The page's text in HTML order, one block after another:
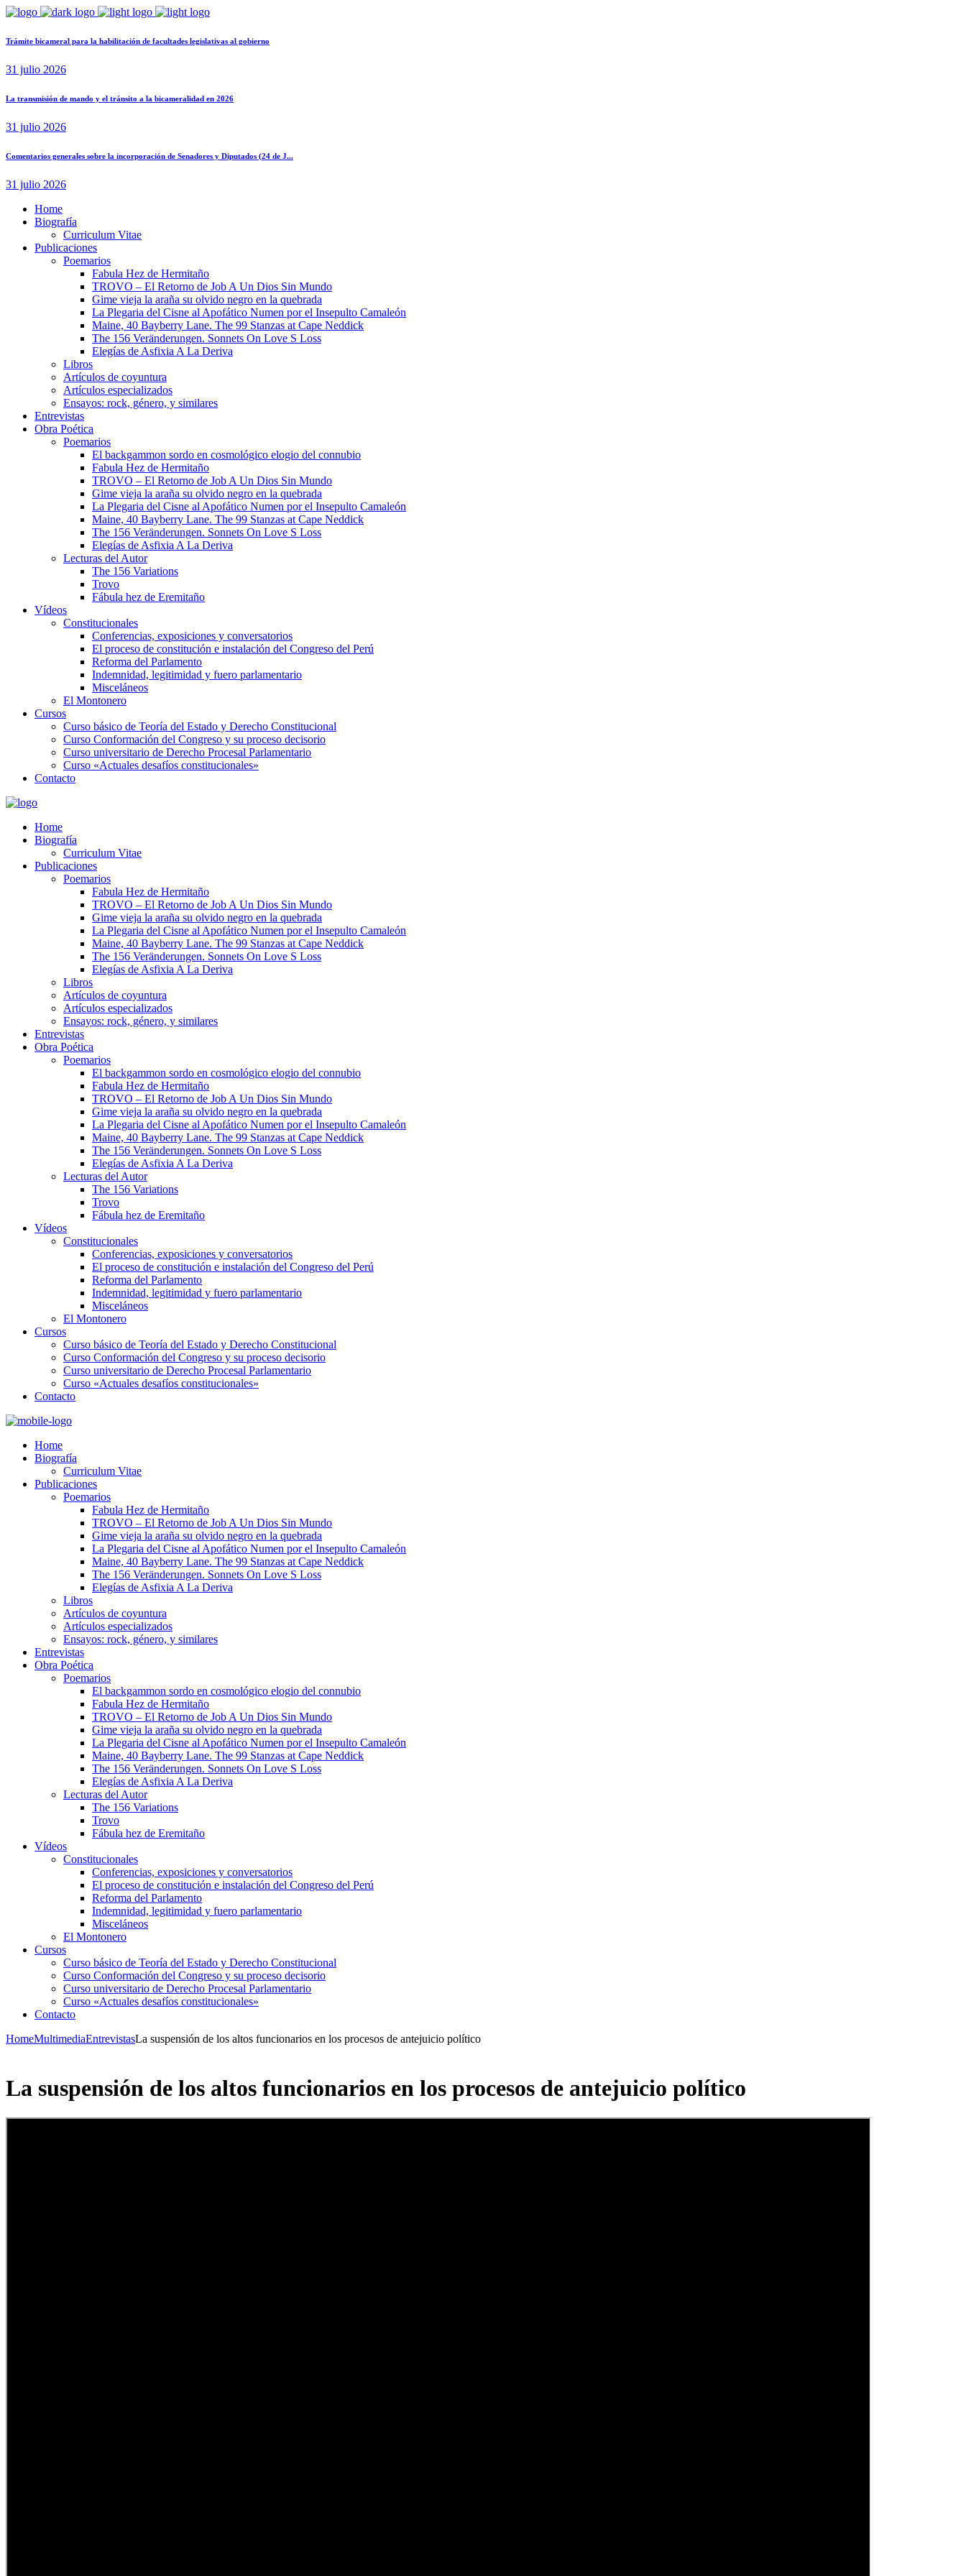
Trámite bicameral para la habilitación de facultades legislativas al gobierno
31 julio 2026
La transmisión de mando y el tránsito a la bicameralidad en 2026
31 julio 2026
Comentarios generales sobre la incorporación de Senadores y Diputados (24 de J...
31 julio 2026
Home
Biografía
Curriculum Vitae​
Publicaciones
Poemarios
Fabula Hez de Hermitaño
TROVO – El Retorno de Job A Un Dios Sin Mundo
Gime vieja la araña su olvido negro en la quebrada
La Plegaria del Cisne al Apofático Numen por el Insepulto Camaleón
Maine, 40 Bayberry Lane. The 99 Stanzas at Cape Neddick
The 156 Veränderungen. Sonnets On Love S Loss
Elegías de Asfixia A La Deriva
Libros
Artículos de coyuntura
Artículos especializados
Ensayos: rock, género, y similares
Entrevistas
Obra Poética
Poemarios
El backgammon sordo en cosmológico elogio del connubio
Fabula Hez de Hermitaño
TROVO – El Retorno de Job A Un Dios Sin Mundo
Gime vieja la araña su olvido negro en la quebrada
La Plegaria del Cisne al Apofático Numen por el Insepulto Camaleón
Maine, 40 Bayberry Lane. The 99 Stanzas at Cape Neddick
The 156 Veränderungen. Sonnets On Love S Loss
Elegías de Asfixia A La Deriva
Lecturas del Autor
The 156 Variations
Trovo
Fábula hez de Eremitaño
Vídeos
Constitucionales
Conferencias, exposiciones y conversatorios
El proceso de constitución e instalación del Congreso del Perú
Reforma del Parlamento
Indemnidad, legitimidad y fuero parlamentario
Misceláneos
El Montonero
Cursos
Curso básico de Teoría del Estado y Derecho Constitucional
Curso Conformación del Congreso y su proceso decisorio
Curso universitario de Derecho Procesal Parlamentario
Curso «Actuales desafíos constitucionales»
Contacto
Home
Biografía
Curriculum Vitae​
Publicaciones
Poemarios
Fabula Hez de Hermitaño
TROVO – El Retorno de Job A Un Dios Sin Mundo
Gime vieja la araña su olvido negro en la quebrada
La Plegaria del Cisne al Apofático Numen por el Insepulto Camaleón
Maine, 40 Bayberry Lane. The 99 Stanzas at Cape Neddick
The 156 Veränderungen. Sonnets On Love S Loss
Elegías de Asfixia A La Deriva
Libros
Artículos de coyuntura
Artículos especializados
Ensayos: rock, género, y similares
Entrevistas
Obra Poética
Poemarios
El backgammon sordo en cosmológico elogio del connubio
Fabula Hez de Hermitaño
TROVO – El Retorno de Job A Un Dios Sin Mundo
Gime vieja la araña su olvido negro en la quebrada
La Plegaria del Cisne al Apofático Numen por el Insepulto Camaleón
Maine, 40 Bayberry Lane. The 99 Stanzas at Cape Neddick
The 156 Veränderungen. Sonnets On Love S Loss
Elegías de Asfixia A La Deriva
Lecturas del Autor
The 156 Variations
Trovo
Fábula hez de Eremitaño
Vídeos
Constitucionales
Conferencias, exposiciones y conversatorios
El proceso de constitución e instalación del Congreso del Perú
Reforma del Parlamento
Indemnidad, legitimidad y fuero parlamentario
Misceláneos
El Montonero
Cursos
Curso básico de Teoría del Estado y Derecho Constitucional
Curso Conformación del Congreso y su proceso decisorio
Curso universitario de Derecho Procesal Parlamentario
Curso «Actuales desafíos constitucionales»
Contacto
Home
Biografía
Curriculum Vitae​
Publicaciones
Poemarios
Fabula Hez de Hermitaño
TROVO – El Retorno de Job A Un Dios Sin Mundo
Gime vieja la araña su olvido negro en la quebrada
La Plegaria del Cisne al Apofático Numen por el Insepulto Camaleón
Maine, 40 Bayberry Lane. The 99 Stanzas at Cape Neddick
The 156 Veränderungen. Sonnets On Love S Loss
Elegías de Asfixia A La Deriva
Libros
Artículos de coyuntura
Artículos especializados
Ensayos: rock, género, y similares
Entrevistas
Obra Poética
Poemarios
El backgammon sordo en cosmológico elogio del connubio
Fabula Hez de Hermitaño
TROVO – El Retorno de Job A Un Dios Sin Mundo
Gime vieja la araña su olvido negro en la quebrada
La Plegaria del Cisne al Apofático Numen por el Insepulto Camaleón
Maine, 40 Bayberry Lane. The 99 Stanzas at Cape Neddick
The 156 Veränderungen. Sonnets On Love S Loss
Elegías de Asfixia A La Deriva
Lecturas del Autor
The 156 Variations
Trovo
Fábula hez de Eremitaño
Vídeos
Constitucionales
Conferencias, exposiciones y conversatorios
El proceso de constitución e instalación del Congreso del Perú
Reforma del Parlamento
Indemnidad, legitimidad y fuero parlamentario
Misceláneos
El Montonero
Cursos
Curso básico de Teoría del Estado y Derecho Constitucional
Curso Conformación del Congreso y su proceso decisorio
Curso universitario de Derecho Procesal Parlamentario
Curso «Actuales desafíos constitucionales»
Contacto
HomeMultimediaEntrevistasLa suspensión de los altos funcionarios en los procesos de antejuicio político
La suspensión de los altos funcionarios en los procesos de antejuicio político